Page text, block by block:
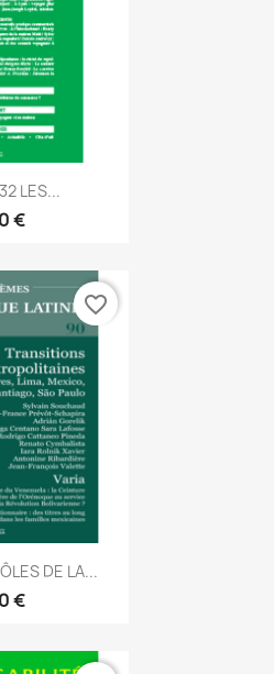
rapide
LES...
€
rapideDE LA...
€
favorite_border